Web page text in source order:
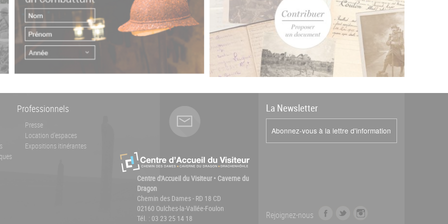
Professionnels
Presse
Location d'espaces
Expositions itinérantes
Centre d'Accueil du Visiteur • Caverne du
Dragon
Chemin des Dames - RD 18 CD
02160 Oulches-la-Vallée-Foulon
Tél. : 03 23 25 14 18
La Newsletter
Abonnez-vous à la lettre d'information
Rejoignez-nous